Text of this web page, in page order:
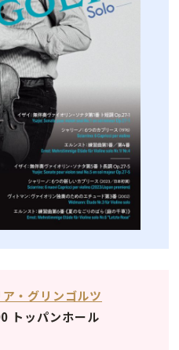
・グリンゴルツ
トッパンホール